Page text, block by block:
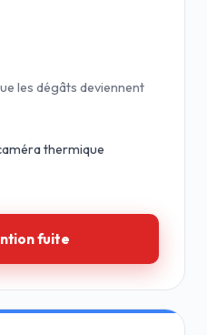
les dégâts deviennent
thermique
fuite